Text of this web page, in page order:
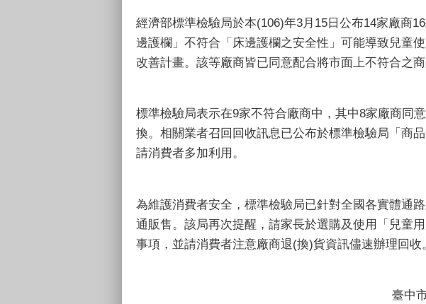
經濟部標準檢驗局於本(106)年3月15日公布14家廠商
邊護欄」不符合「床邊護欄之安全性」可能導致兒童
改善計畫。該等廠商皆已同意配合將市面上不符合之
標準檢驗局表示在9家不符合廠商中，其中8家廠商同
換。相關業者召回回收訊息已公布於標準檢驗局「商
請消費者多加利用。
為維護消費者安全，標準檢驗局已針對全國各實體通
通販售。該局再次提醒，請家長於選購及使用「兒童
事項，並請消費者注意廠商退(換)貨資訊儘速辦理回收
臺中